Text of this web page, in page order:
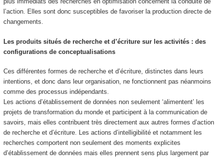
l’action. Elles sont donc susceptibles de favoriser la production directe de
changements.
Les produits situés de recherche et d’écriture sur les activités : des
configurations de conceptualisations
Ces différentes formes de recherche et d’écriture, distinctes dans leurs
intentions, et donc dans leur organisation, ne fonctionnent pas néanmoins
comme des processus indépendants.
Les actions d’établissement de données non seulement ‘alimentent’ les
projets de transformation du monde et participent à la communication de
savoirs, mais elles contribuent très directement aux autres formes d’action
de recherche et d’écriture. Les actions d’intelligibilité et notamment les
recherches comportent non seulement des moments explicites
d’établissement de données mais elles prennent sens plus largement par